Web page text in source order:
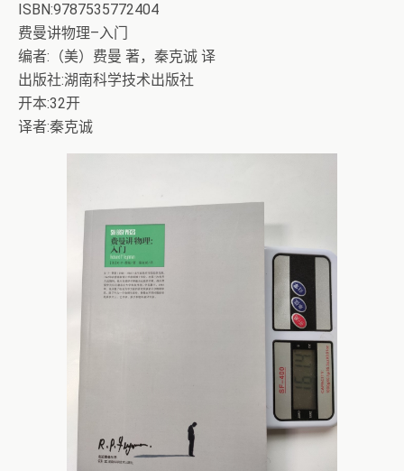
ISBN:9787535772404
费曼讲物理–入门
编者:（美）费曼 著，秦克诚 译
出版社:湖南科学技术出版社
开本:32开
译者:秦克诚